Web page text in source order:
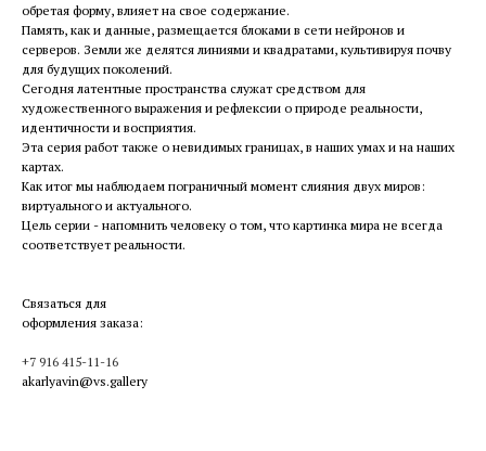
обретая форму, влияет на свое содержание.
Память, как и данные, размещается блоками в сети нейронов и
серверов. Земли же делятся линиями и квадратами, культивируя почву
для будущих поколений.
Сегодня латентные пространства служат средством для
художественного выражения и рефлексии о природе реальности,
идентичности и восприятия.
Эта серия работ также о невидимых границах, в наших умах и на наших
картах.
Как итог мы наблюдаем пограничный момент слияния двух миров:
виртуального и актуального.
Цель серии - напомнить человеку о том, что картинка мира не всегда
соответствует реальности.
Связаться для
оформления заказа:
+7 916 415-11-16
akarlyavin@vs.gallery